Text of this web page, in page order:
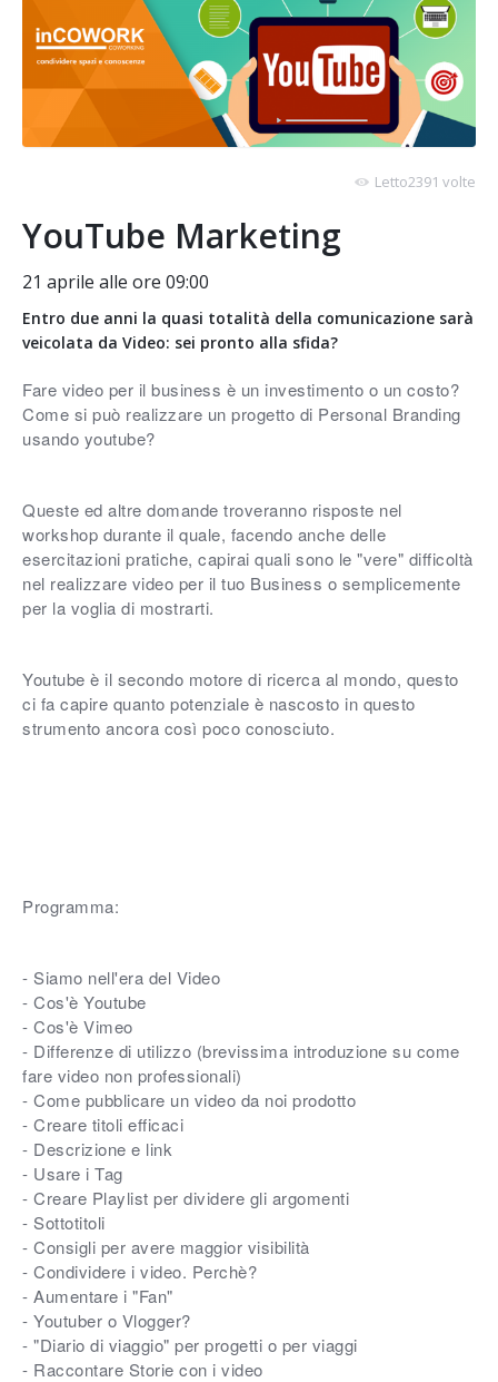
Letto2391 volte
YouTube Marketing
21 aprile alle ore 09:00
Entro due anni la quasi totalità della comunicazione sarà
veicolata da Video: sei pronto alla sfida?
Fare video per il business è un investimento o un costo?
Come si può realizzare un progetto di Personal Branding
usando youtube?
Queste ed altre domande troveranno risposte nel
workshop durante il quale, facendo anche delle
esercitazioni pratiche, capirai quali sono le "vere" difficoltà
nel realizzare video per il tuo Business o semplicemente
per la voglia di mostrarti.
Youtube è il secondo motore di ricerca al mondo, questo
ci fa capire quanto potenziale è nascosto in questo
strumento ancora così poco conosciuto.
Programma:
- Siamo nell'era del Video
- Cos'è Youtube
- Cos'è Vimeo
- Differenze di utilizzo (brevissima introduzione su come
fare video non professionali)
- Come pubblicare un video da noi prodotto
- Creare titoli efficaci
- Descrizione e link
- Usare i Tag
- Creare Playlist per dividere gli argomenti
- Sottotitoli
- Consigli per avere maggior visibilità
- Condividere i video. Perchè?
- Aumentare i "Fan"
- Youtuber o Vlogger?
- "Diario di viaggio" per progetti o per viaggi
- Raccontare Storie con i video